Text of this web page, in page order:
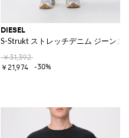
DIESEL
S-Strukt ストレッチデニム ジーンズ
￥31,392
￥21,974
-30%